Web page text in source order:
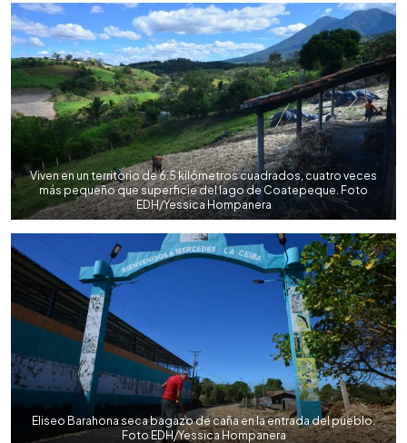
Viven en un territorio de 6.5 kilómetros cuadrados, cuatro veces
más pequeño que superficie del lago de Coatepeque. Foto
EDH/Yessica Hompanera
Eliseo Barahona seca bagazo de caña en la entrada del pueblo.
Foto EDH/Yessica Hompanera